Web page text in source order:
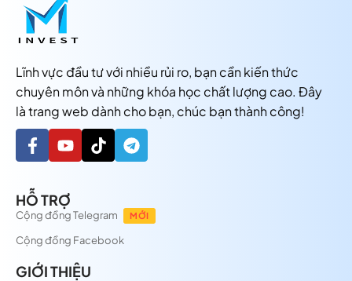
Lĩnh vực đầu tư với nhiều rủi ro, bạn cần kiến thức
chuyên môn và những khóa học chất lượng cao. Đây
là trang web dành cho bạn, chúc bạn thành công!
HỖ TRỢ
Cộng đồng Telegram MỚI
Cộng đồng Facebook
GIỚI THIỆU